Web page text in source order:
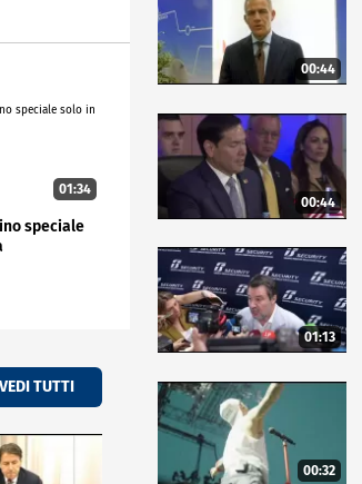
01:34
speciale
VEDI TUTTI
00:44
00:44
01:13
00:32